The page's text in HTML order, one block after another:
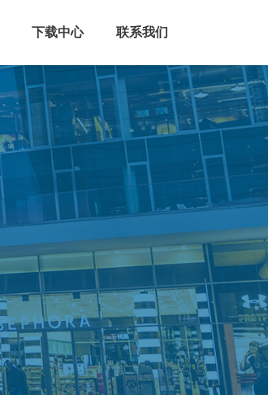
车充电桩
交流充电桩
直流充电桩
电瓶车充电站
新能源车位锁
下载中心 联系我们